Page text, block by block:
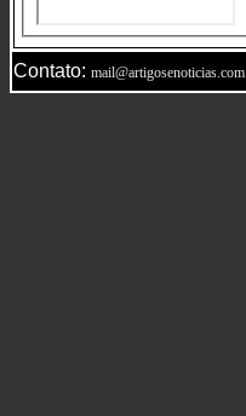
Contato: mail@artigosenoticias.com